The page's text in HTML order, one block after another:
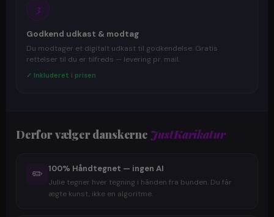
3
Godkend udkast & modtag
Du modtager et digitalt udkast til godkendelse. Gratis
rettelser til du er tilfreds — levering pr. mail.
✓ Inkluderet i prisen
Derfor vælger danskerne JustKarikatur
✏️ 100% Håndtegnet — ingen AI
Julie tegner hver tegning i hånden fra bunden. Du får
ægte kunst, ikke en algoritme.